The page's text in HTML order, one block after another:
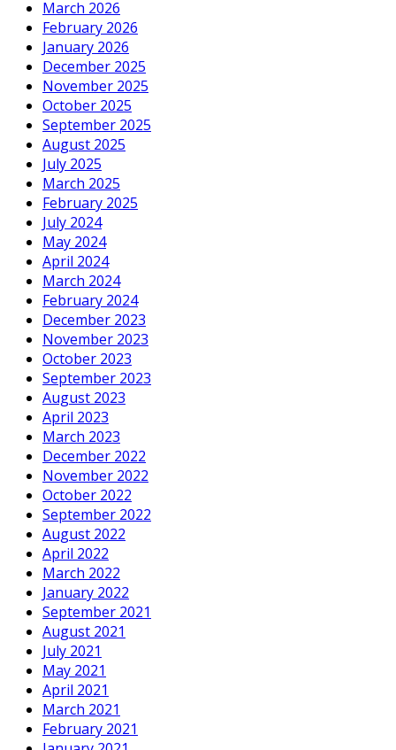
March 2026
February 2026
January 2026
December 2025
November 2025
October 2025
September 2025
August 2025
July 2025
March 2025
February 2025
July 2024
May 2024
April 2024
March 2024
February 2024
December 2023
November 2023
October 2023
September 2023
August 2023
April 2023
March 2023
December 2022
November 2022
October 2022
September 2022
August 2022
April 2022
March 2022
January 2022
September 2021
August 2021
July 2021
May 2021
April 2021
March 2021
February 2021